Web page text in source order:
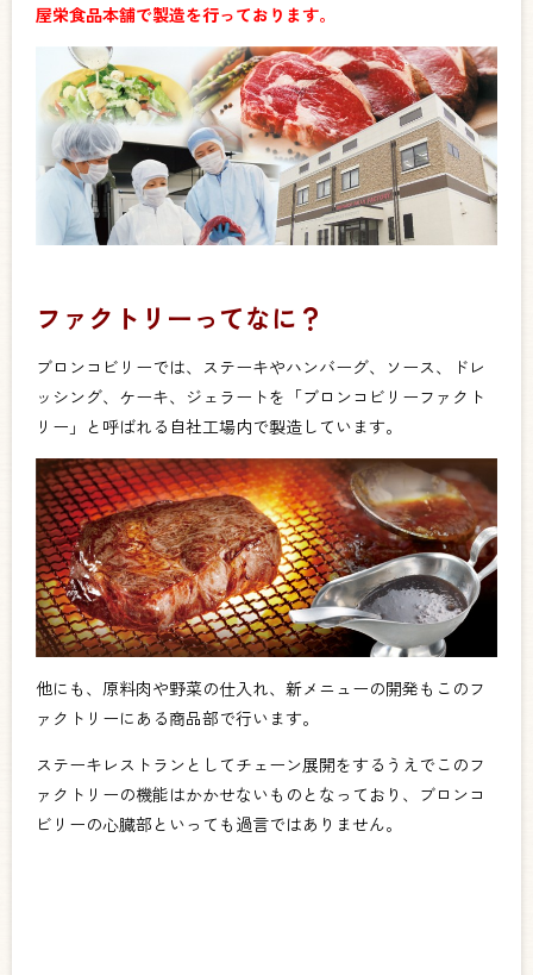
屋栄食品本舗で製造を行っております。
ファクトリーってなに？
ブロンコビリーでは、ステーキやハンバーグ、ソース、ドレ
ッシング、ケーキ、ジェラートを「ブロンコビリーファクト
リー」と呼ばれる自社工場内で製造しています。
他にも、原料肉や野菜の仕入れ、新メニューの開発もこのフ
ァクトリーにある商品部で行います。
ステーキレストランとしてチェーン展開をするうえでこのフ
ァクトリーの機能はかかせないものとなっており、ブロンコ
ビリーの心臓部といっても過言ではありません。